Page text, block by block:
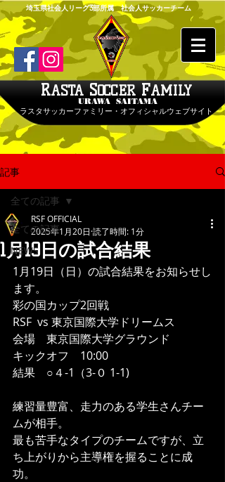
埼玉県社会人リーグ3部所属 社会人サッカーチーム
RASTASOCCERFAMILY
URAWA SAITAMA
ラスタサッカーファミリー・オフィシャルウェブサイト
記事
全ての記事
NEWS
全ての記事
1月19日の試合結果
RSF OFFICIAL
2025年1月20日 読了時間: 1分
1月19日（日）の試合結果をお知らせし
ます。
彩の国カップ2回戦
RSF  vs 東京国際大学ドリームス
会場　東京国際大学グラウンド
キックオフ　10:00
結果　○４-1（3-０ 1-1)
練習量豊富、走力のある学生さんチー
ムが相手。
最も苦手なタイプのチームですが、立
ち上がりから主導権を握ることに成
功。